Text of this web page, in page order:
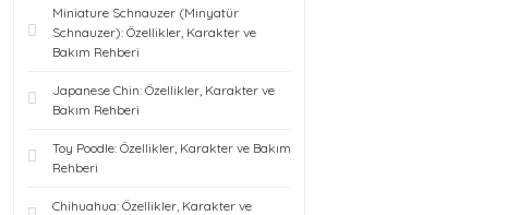
Miniature Schnauzer (Minyatür
Schnauzer): Özellikler, Karakter ve
Bakım Rehberi
Japanese Chin: Özellikler, Karakter ve
Bakım Rehberi
Toy Poodle: Özellikler, Karakter ve Bakım
Rehberi
Chihuahua: Özellikler, Karakter ve